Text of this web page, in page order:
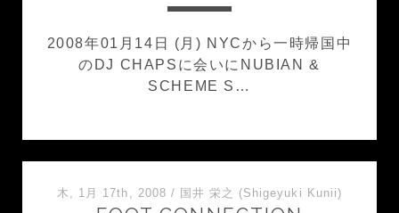
2008年01月14日 (月) NYCから一時帰国中
のDJ CHAPSに会いにNUBIAN &
SCHEME S…
木, 1月 17th, 2008 / 国井 栄之 (Shigeyuki Kunii)